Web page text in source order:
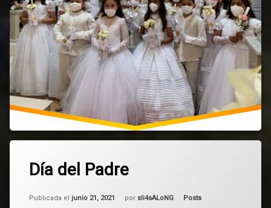
Día del Padre
Publicada el junio 21, 2021
Actualizado elmayo 6, 2025
por sli4sALoNG Categorías:
Posts
comentario
en
del